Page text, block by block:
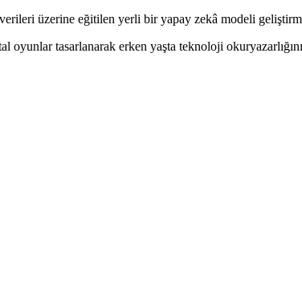
üzerine eğitilen yerli bir yapay zekâ modeli
tasarlanarak erken yaşta teknoloji